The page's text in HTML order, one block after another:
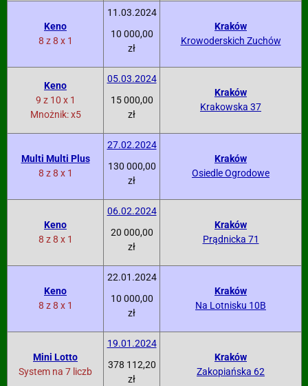
Keno
8 z 8 x 1
11.03.2024
10 000,00
zł
Kraków
Krowoderskich Zuchów
Keno
9 z 10 x 1
Mnożnik: x5
05.03.2024
15 000,00
zł
Kraków
Krakowska 37
Multi Multi Plus
8 z 8 x 1
27.02.2024
130 000,00
zł
Kraków
Osiedle Ogrodowe
Keno
8 z 8 x 1
06.02.2024
20 000,00
zł
Kraków
Prądnicka 71
Keno
8 z 8 x 1
22.01.2024
10 000,00
zł
Kraków
Na Lotnisku 10B
Mini Lotto
System na 7 liczb
19.01.2024
378 112,20
zł
Kraków
Zakopiańska 62